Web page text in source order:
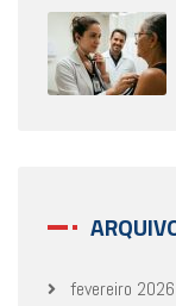
fevereiro 2026